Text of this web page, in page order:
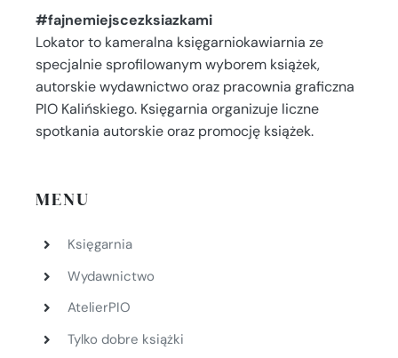
#fajnemiejscezksiazkami
Lokator to kameralna księgarniokawiarnia ze
specjalnie sprofilowanym wyborem książek,
autorskie wydawnictwo oraz pracownia graficzna
PIO Kalińskiego. Księgarnia organizuje liczne
spotkania autorskie oraz promocję książek.
MENU
Księgarnia
Wydawnictwo
AtelierPIO
Tylko dobre książki